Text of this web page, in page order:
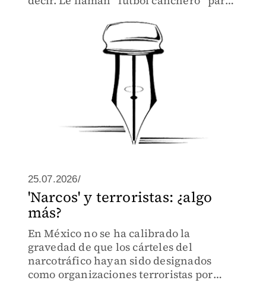
de rudezas, trampas, engaños e
25.07.2026/
'Narcos' y terroristas: ¿algo
más?
En México no se ha calibrado la
gravedad de que los cárteles del
narcotráfico hayan sido designados
como organizaciones terroristas por